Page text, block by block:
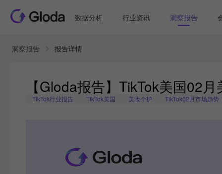
数据分析 行业资讯 洞察报告
洞察报告 报告详情
【Gloda报告】TikTok美国02
TikTok行业报告 TikTok美国 美妆个护 TikTok02月市场趋势